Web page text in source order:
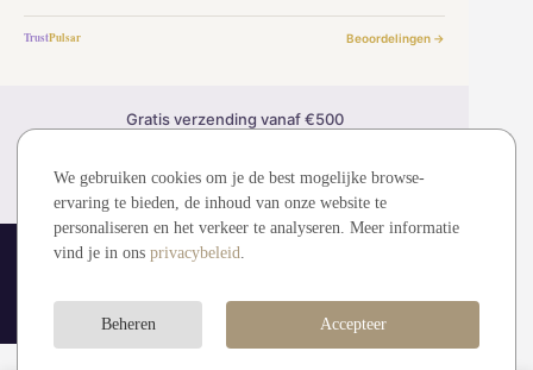
TrustPulsar Beoordelingen →
Gratis verzending vanaf €500
Veilig betalen (SSL)
© 2026 kleineslaap.be — Alle rechten voorbehouden.
Visa Mastercard Bancontact iDEAL
We gebruiken cookies om je de best mogelijke browse-
ervaring te bieden, de inhoud van onze website te
personaliseren en het verkeer te analyseren. Meer informatie
vind je in ons privacybeleid.
Accepteer
Beheren